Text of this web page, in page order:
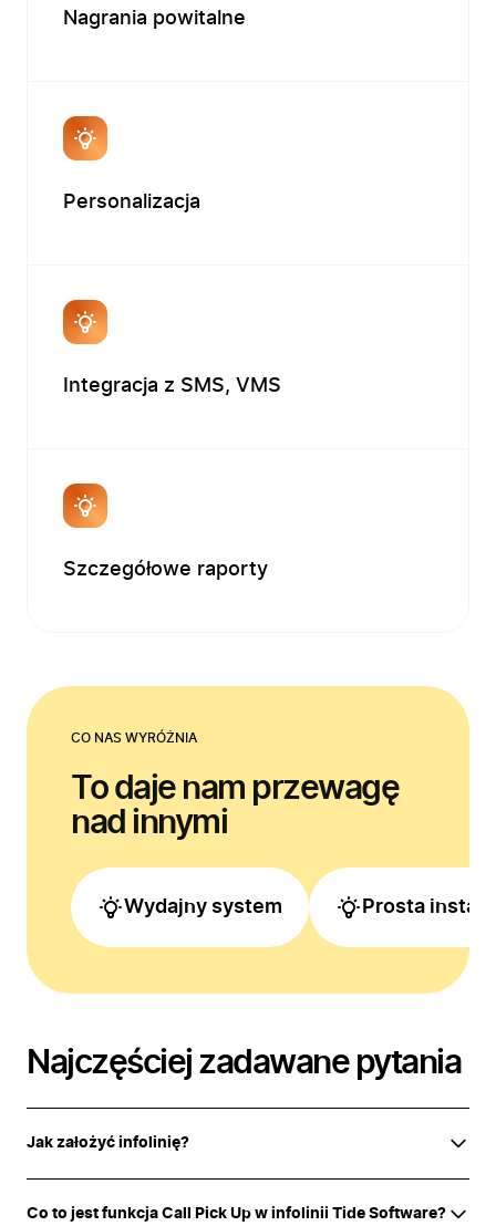
Nagrania powitalne
Personalizacja
Integracja z SMS, VMS
Szczegółowe raporty
CO NAS WYRÓŻNIA
To daje nam przewagę
nad innymi
Wydajny system Prosta
Najczęściej zadawane pytania
Jak założyć infolinię?
Co to jest funkcja Call Pick Up w infolinii Tide Software?